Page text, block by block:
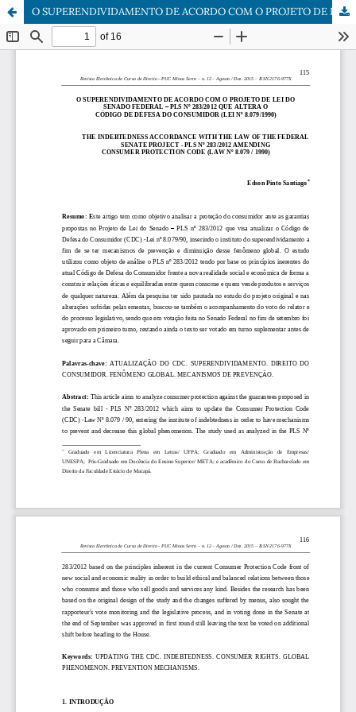
O SUPERENDIVIDAMENTO DE ACORDO COM O PROJETO DE LEI DO SENADO FEDERAL – PLS Nº 283/2012 QUE ALTERA O CÓDIGO DE DEFESA DO CONSUMIDOR (LEI Nº 8.079/1990)